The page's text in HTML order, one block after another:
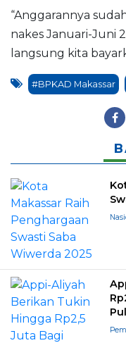
“Anggarannya
nakes Januari-Juni
langsung kita
#BPKAD Makassar